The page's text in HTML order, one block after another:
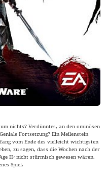
nichts? Verdünntes, an den ominösen
Fortsetzung? Ein Meilenstein
vom Ende des vielleicht wichtigsten
zu sagen, dass die Wochen nach der
II‹ nicht stürmisch gewesen wären.
Spiel.